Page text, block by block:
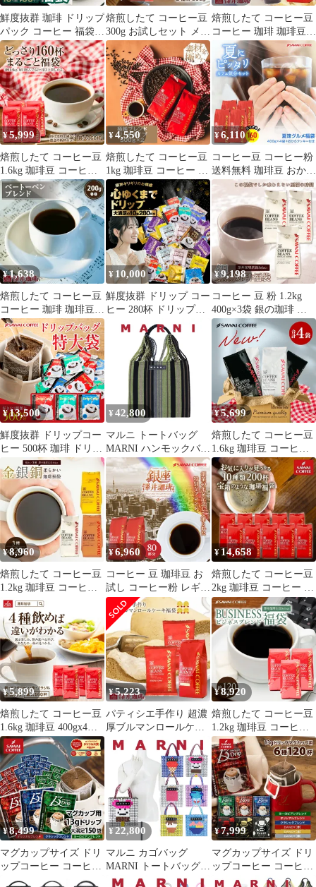
鮮度抜群 珈琲 ドリップ
パック コーヒー 福袋
ドリップバッグ 福袋 大
容量 個包装 濃い味が好
きな方への飲み比べ10
種100杯セット
焙煎したて コーヒー豆
300g お試しセット メー
ル便 150gx2袋 コーヒー
専門店 30杯分 飲み比べ
ブレンドフォルテシモ
リッチ ビクトリーブレ
ンドリッチ 澤井珈琲
焙煎したて コーヒー豆
コーヒー 珈琲 珈琲豆
お試し コーヒー粉 粉
豆 カフェな雰囲気漂う
お得な 福袋 ほこほこに
あったまりましょセッ
ト冷凍便不可
¥5,999
焙煎したて コーヒー豆
1.6kg 珈琲豆 コーヒー
大容量 400gx4袋 中挽
き/豆のまま 160杯分 飲
み比べ セット 出雲神話
の郷ブレンド ブラジル
ベートヴェンブレンド
コロンビア
¥4,550
焙煎したて コーヒー豆
1kg 珈琲豆 コーヒー 大
容量 500gx2袋 中挽き/
豆のまま 100杯分 飲み
比べ セット 極純ブレン
ド リッチタイプ ブレン
ドフォルテシモ ビクト
リーブレンド
¥6,110
コーヒー豆 コーヒー粉
送料無料 珈琲豆 おから
クッキー付き 夏味グル
メ福袋 1.6kg 400gx4袋
中挽き/豆のまま 焙煎し
たて 福袋 大容量 飲み
比べ セット 160杯分 澤
井珈琲
¥1,638
焙煎したて コーヒー豆
コーヒー 珈琲 珈琲豆
お試し コーヒー粉 粉
豆 ベートーベンブレン
ド 200g袋 単品珈琲豆
¥ 10,000
鮮度抜群 ドリップ コー
ヒー 280杯 ドリップバ
ッグ 福袋 10種280杯分
おせち福袋 大容量 個包
装 飲み比べ セット 澤
井珈琲
¥9,198
コーヒー 豆 粉 1.2kg
400g×3袋 銀の珈琲 柔
らか味 120杯分福袋 中
挽き/豆のまま 大容量
プラタブレンド 澤井珈
¥13,500
鮮度抜群 ドリップコー
ヒー 500杯 珈琲 ドリッ
プパック コーヒー 福袋
メガ ドリップバッグ 福
袋 大容量 個包装 8g 選
べる セット ライト マ
イルド ビター
¥ 42,800
マルニ トートバッグ
MARNI ハンモックバッ
グ レディース ハンドバ
ッグ 肩掛け 4A対応 ブ
ランド ストライプ マル
ニフラワーカフェ ディ
ープセージ
SHMH0009A0
¥5,699
焙煎したて コーヒー豆
1.6kg 珈琲豆 コーヒー
大容量 400gx4袋 中挽
き/豆のまま 160杯分 飲
み比べ セット リッチブ
レンド ハローブレンド
白と黒 黒と白 白い 黒
い
¥8,960
焙煎したて コーヒー豆
1.2kg 珈琲豆 コーヒー
大容量 400gx3袋 中挽
き/豆のまま 120杯分 飲
み比べ セット 贅沢 高
級 逸品 オーロ プラタ
ブロンセ 3種 金と銀と
銅 柔らか味
¥6,960
コーヒー 豆 珈琲豆 お
試し コーヒー粉 レギュ
ラーコーヒー ブレンド
夢・浪漫 0.8kg 80杯分
¥14,658
焙煎したて コーヒー豆
2kg 珈琲豆 コーヒー 大
容量 200gx10袋 中挽き/
豆のまま 200杯分 飲み
比べ セット ビクトリー
フォルテシモ やくも キ
リマンジャロ
¥5,899
焙煎したて コーヒー豆
1.6kg 珈琲豆 400gx4袋
中挽き/豆のまま 160杯
分 飲み比べ セット ブ
ラジルサンライズ 朝に
おすすめのブレンド ア
フタヌーンブレンド 夜
におすすめのブレンド
¥5,223
パティシエ手作り 超濃
厚ブルマンロールケー
キ福袋 コーヒー ブルー
マウンテン スイーツ お
菓子 カフェオレブレン
ド コーヒーに合う 珈琲
豆 ゴールデンブレンド
ケーキ 洋菓子 カリブマ
ウンテン
¥8,920
焙煎したて コーヒー豆
1.2kg 珈琲豆 コーヒー
大容量 400gx3袋 中挽
き/豆のまま 120杯分 業
務用 セット ビジネスブ
レンド
¥8,499
マグカップサイズ ドリ
ップコーヒー コーヒー
大容量 濃いめ 13g マグ
¥22,800
マルニ カゴバッグ
MARNI トートバッグ
レディース ジャージー
¥7,999
マグカップサイズ ドリ
ップコーヒー コーヒー
濃いめ 13g ドリップパ